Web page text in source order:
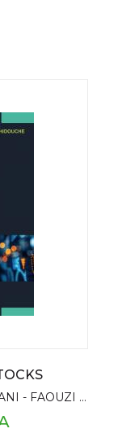
GHIDOUCHE